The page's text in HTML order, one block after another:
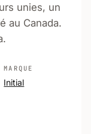
unies, un
au Canada.
MARQUE
Initial